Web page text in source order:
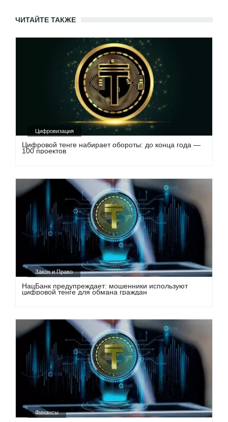
ЧИТАЙТЕ ТАКЖЕ
Цифровизация
Цифровой тенге набирает обороты: до конца года —
100 проектов
Закон и Право
НацБанк предупреждает: мошенники используют
цифровой тенге для обмана граждан
Финансы